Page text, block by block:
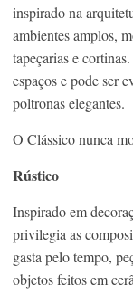
inspirado na
ambientes amplos,
tapeçarias e
espaços e pode ser
poltronas elegantes.
O Clássico nunca
Rústico
Inspirado em
privilegia as
gasta pelo tempo,
objetos feitos em